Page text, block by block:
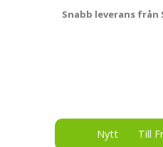
Snabb leverans från
Nytt Till